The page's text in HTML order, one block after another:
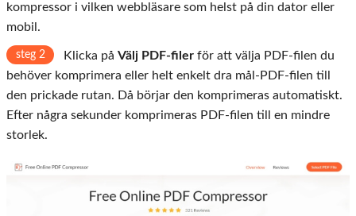
kompressor i vilken webbläsare som helst på din dator eller
mobil.
steg 2 Klicka på Välj PDF-filer för att välja PDF-filen du
behöver komprimera eller helt enkelt dra mål-PDF-filen till
den prickade rutan. Då börjar den komprimeras automatiskt.
Efter några sekunder komprimeras PDF-filen till en mindre
storlek.